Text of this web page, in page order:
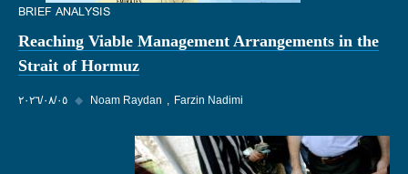
BRIEF ANALYSIS
Reaching Viable Management Arrangements in the
Strait of Hormuz
٠٥‏/٠٨‏/٢٠٢٦ ◆ Noam Raydan Farzin Nadimi